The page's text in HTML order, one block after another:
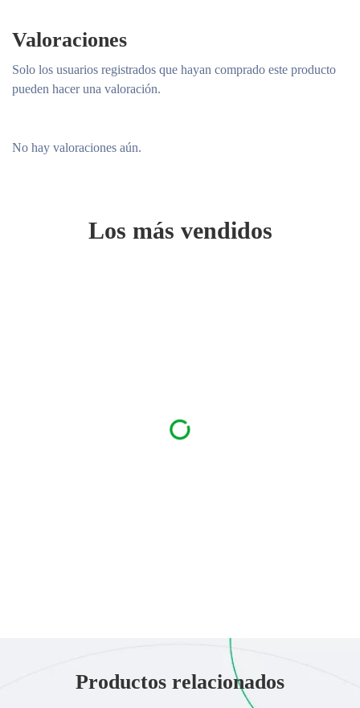
Valoraciones
No hay valoraciones aún.
Solo los usuarios registrados que hayan comprado este producto
pueden hacer una valoración.
Los más vendidos
Productos relacionados